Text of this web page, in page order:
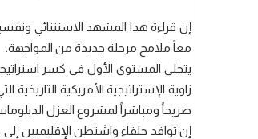
إن قراءة هذا المشهد الاستثنائي
معاً ملامح مرحلة جديدة من المواجهة.
يتجلى المستوى الأول في كسر
زاوية الإستراتيجية الأمريكية
صريحاً ومباشراً لمشروع العزل
إن توافد حلفاء واشنطن الإقليميين